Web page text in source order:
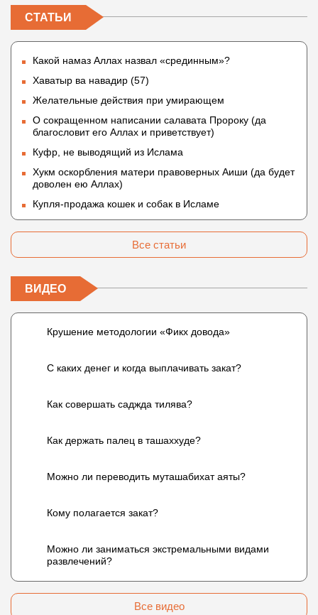
СТАТЬИ
Какой намаз Аллах назвал «срединным»?
Хаватыр ва навадир (57)
Желательные действия при умирающем
О сокращенном написании салавата Пророку (да
благословит его Аллах и приветствует)
Куфр, не выводящий из Ислама
Хукм оскорбления матери правоверных Аиши (да будет
доволен ею Аллах)
Купля-продажа кошек и собак в Исламе
Все статьи
ВИДЕО
Крушение методологии «Фикх довода»
С каких денег и когда выплачивать закат?
Как совершать саджда тилява?
Как держать палец в ташаххуде?
Можно ли переводить муташабихат аяты?
Кому полагается закат?
Можно ли заниматься экстремальными видами
развлечений?
Все видео